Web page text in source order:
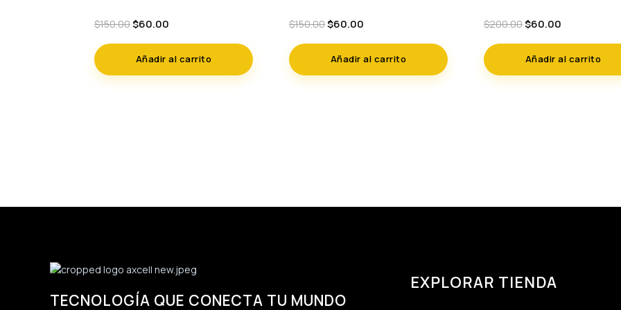
$150.00Original
$150.00.
$60.00
$60.00.
Añadir al carrito
$150.00Original
$150.00.
$60.00
$60.00.
Añadir al carrito
$200.00Original
$200.00.
$60.00
$60.00.
Añadir al carrito
TECNOLOGÍA QUE CONECTA TU MUNDO
EXPLORAR TIENDA